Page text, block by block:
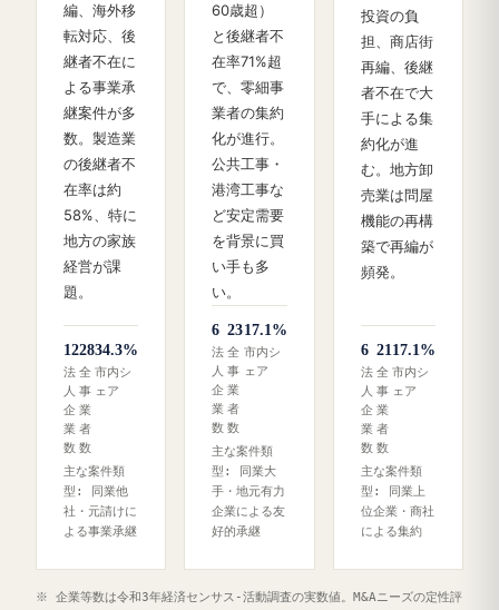
編、海外移
転対応、後
継者不在に
よる事業承
継案件が多
数。製造業
の後継者不
在率は約
58%、特に
地方の家族
経営が課
題。
12
法
人
企
業
数
28
全
事
業
者
数
34.3%
市内シ
ェア
主な案件類
型: 同業他
社・元請けに
よる事業承継
60歳超）
と後継者不
在率71%超
で、零細事
業者の集約
化が進行。
公共工事・
港湾工事な
ど安定需要
を背景に買
い手も多
い。
6
法
人
企
業
数
23
全
事
業
者
数
17.1%
市内シ
ェア
主な案件類
型: 同業大
手・地元有力
企業による友
好的承継
投資の負
担、商店街
再編、後継
者不在で大
手による集
約化が進
む。地方卸
売業は問屋
機能の再構
築で再編が
頻発。
6
法
人
企
業
数
21
全
事
業
者
数
17.1%
市内シ
ェア
主な案件類
型: 同業上
位企業・商社
による集約
※ 企業等数は令和3年経済センサス‐活動調査の実数値。M&Aニーズの定性評